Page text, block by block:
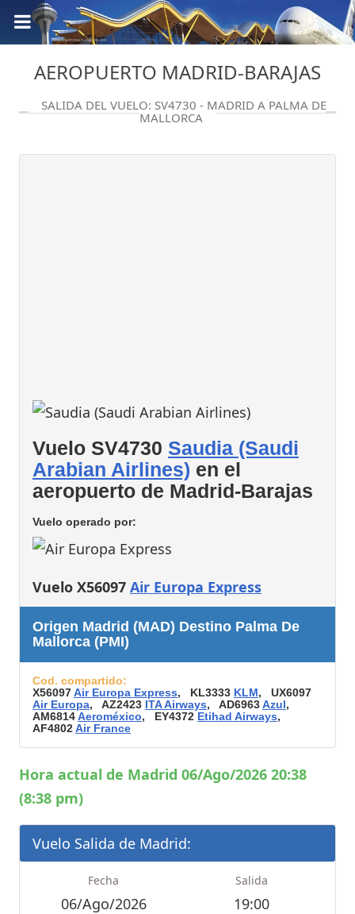
AEROPUERTO MADRID-BARAJAS
SALIDA DEL VUELO: SV4730 - MADRID A PALMA DE
MALLORCA
Vuelo SV4730 Saudia (Saudi
Arabian Airlines) en el
aeropuerto de Madrid-Barajas
Vuelo operado por:
Vuelo X56097 Air Europa Express
Origen Madrid (MAD) Destino Palma De
Mallorca (PMI)
Cod. compartido:
X56097Air Europa Express, KL3333 KLM, UX6097
Air Europa, AZ2423 ITA Airways, AD6963Azul,
AM6814Aeroméxico, EY4372 Etihad Airways,
AF4802Air France
Hora actual de Madrid 06/Ago/2026 20:38
(8:38 pm)
Vuelo Salida de Madrid:
Fecha
06/Ago/2026
Salida
19:00